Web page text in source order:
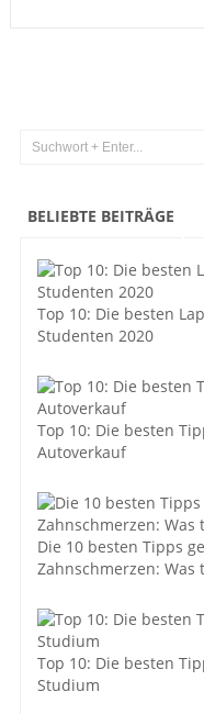
BELIEBTE BEITRÄGE
Top 10: Die besten
Studenten 2020
Top 10: Die besten
Autoverkauf
Die 10 besten Tipps
Zahnschmerzen: Was
Top 10: Die besten
Studium